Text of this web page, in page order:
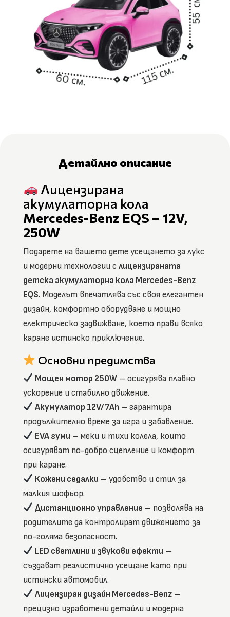
Детайлно описание
Лицензирана
акумулаторна кола
Mercedes-Benz EQS – 12V,
250W
Подарете на вашето дете усещането за лукс
и модерни технологии с лицензираната
детска акумулаторна кола Mercedes-Benz
EQS. Моделът впечатлява със своя елегантен
дизайн, комфортно оборудване и мощно
електрическо задвижване, което прави всяко
каране истинско приключение.
Основни предимства
Мощен мотор 250W – осигурява плавно
ускорение и стабилно движение.
Акумулатор 12V/7Ah – гарантира
продължително време за игра и забавление.
EVA гуми – меки и тихи колела, които
осигуряват по-добро сцепление и комфорт
при каране.
Кожени седалки – удобство и стил за
малкия шофьор.
Дистанционно управление – позволява на
родителите да контролират движението за
по-голяма безопасност.
LED светлини и звукови ефекти –
създават реалистично усещане като при
истински автомобил.
Лицензиран дизайн Mercedes-Benz –
прецизно изработени детайли и модерна